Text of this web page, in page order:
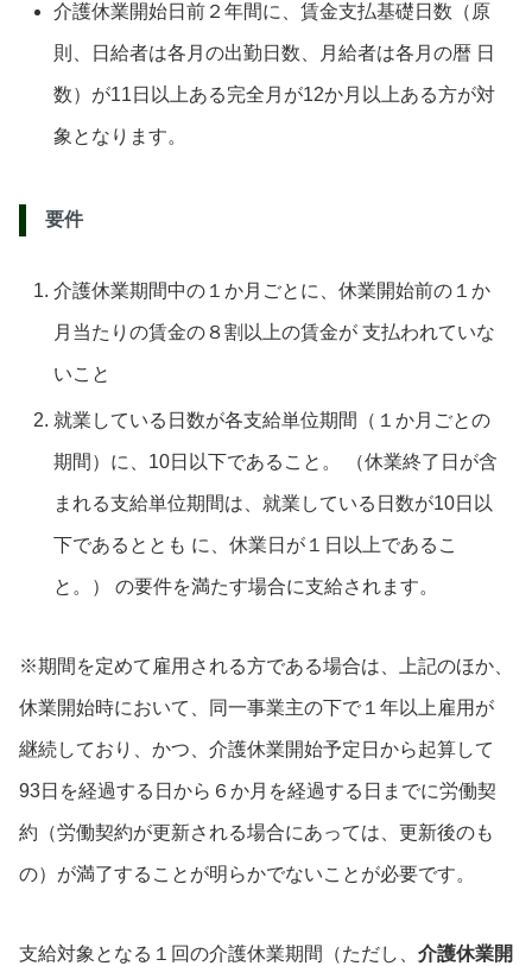
介護休業開始日前２年間に、賃金支払基礎日数（原
則、日給者は各月の出勤日数、月給者は各月の暦 日
数）が11日以上ある完全月が12か月以上ある方が対
象となります。
要件
介護休業期間中の１か月ごとに、休業開始前の１か
月当たりの賃金の８割以上の賃金が 支払われていな
いこと
就業している日数が各支給単位期間（１か月ごとの
期間）に、10日以下であること。 （休業終了日が含
まれる支給単位期間は、就業している日数が10日以
下であるととも に、休業日が１日以上であるこ
と。） の要件を満たす場合に支給されます。
※期間を定めて雇用される方である場合は、上記のほか、
休業開始時において、同一事業主の下で１年以上雇用が
継続しており、かつ、介護休業開始予定日から起算して
93日を経過する日から６か月を経過する日までに労働契
約（労働契約が更新される場合にあっては、更新後のも
の）が満了することが明らかでないことが必要です。
支給対象となる１回の介護休業期間（ただし、 介護休業開